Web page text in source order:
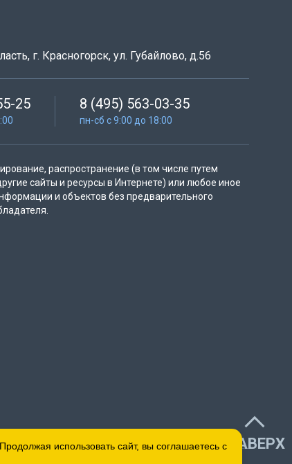
г. Красногорск, ул. Губайлово, д.56
25 8 (495) 563-03-35
пн-сб с 9:00 до 18:00
распространение (в том числе путем
сайты и ресурсы в Интернете) или любое иное
и объектов без предварительного
НАВЕРХ
использовать сайт, вы соглашаетесь с